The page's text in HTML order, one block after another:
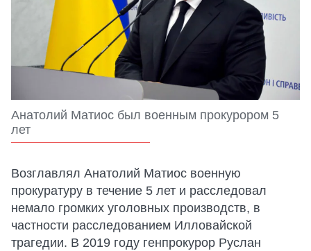
Анатолий Матиос был военным прокурором 5
лет
Возглавлял Анатолий Матиос военную
прокуратуру в течение 5 лет и расследовал
немало громких уголовных производств, в
частности расследованием Илловайской
трагедии. В 2019 году генпрокурор Руслан